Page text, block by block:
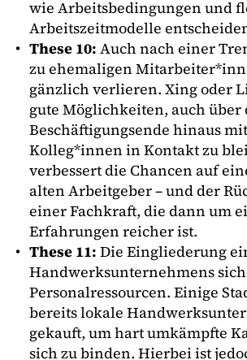
wie Arbeitsbedingungen und
Arbeitszeitmodelle
These 10: Auch nach einer
zu ehemaligen
gänzlich verlieren. Xing oder
gute Möglichkeiten, auch über
Beschäftigungsende hinaus
Kolleg*innen in Kontakt zu
verbessert die Chancen auf
alten Arbeitgeber – und der
einer Fachkraft, die dann um
Erfahrungen reicher ist.
These 11: Die Eingliederung
Handwerksunternehmens
Personalressourcen. Einige
bereits lokale
gekauft, um hart umkämpfte
sich zu binden. Hierbei ist